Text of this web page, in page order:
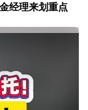
经理来划重点